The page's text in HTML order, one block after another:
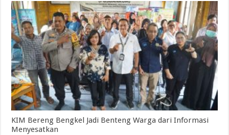
KIM Bereng Bengkel Jadi Benteng Warga dari Informasi
Menyesatkan